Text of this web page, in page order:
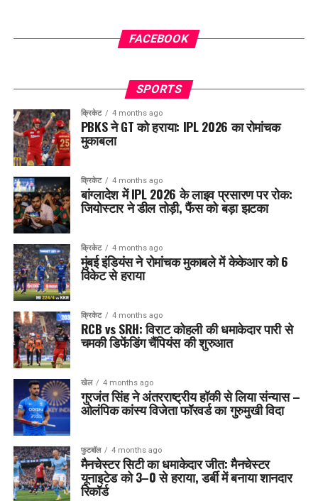
FACEBOOK
SPORTS
क्रिकेट 4 months ago
PBKS ने GT को हराया: IPL 2026 का रोमांचक
मुकाबला
क्रिकेट 4 months ago
बांग्लादेश में IPL 2026 के लाइव प्रसारण पर रोक:
जियोस्टार ने डील तोड़ी, फैंस को बड़ा झटका
क्रिकेट 4 months ago
मुंबई इंडियंस ने रोमांचक मुकाबले में केकेआर को 6
विकेट से हराया
क्रिकेट 4 months ago
RCB vs SRH: विराट कोहली की धमाकेदार पारी से
चमकी डिफेंडिंग चैंपियंस की शुरुआत
खेल 4 months ago
गुरजंत सिंह ने अंतरराष्ट्रीय हॉकी से लिया संन्यास –
ओलंपिक कांस्य विजेता फॉरवर्ड का गुरुमुखी विदा
फुटबॉल 4 months ago
मैनचेस्टर सिटी का धमाकेदार जीत: मैनचेस्टर
यूनाइटेड को 3–0 से हराया, डर्बी में बनाया शानदार
रिकॉर्ड